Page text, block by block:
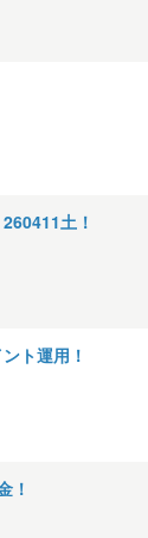
土！
ト運用！
！